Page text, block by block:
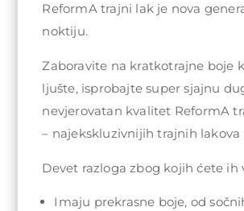
ReformA trajni lak je nova
noktiju.
Zaboravite na kratkotrajne boje
ljušte, isprobajte super sjajnu
nevjerovatan kvalitet ReformA
– najekskluzivnijih trajnih lakova
Devet razloga zbog kojih ćete ih
Imaju prekrasne boje, od